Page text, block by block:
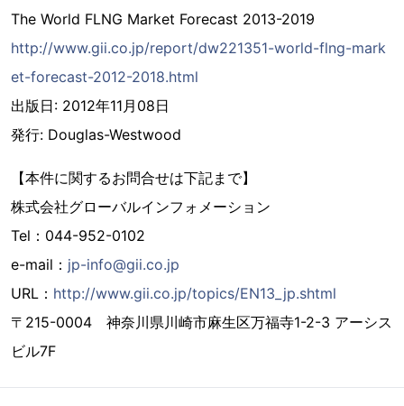
The World FLNG Market Forecast 2013-2019
http://www.gii.co.jp/report/dw221351-world-flng-mark
et-forecast-2012-2018.html
出版日: 2012年11月08日
発行: Douglas-Westwood
【本件に関するお問合せは下記まで】
株式会社グローバルインフォメーション
Tel：044-952-0102
e-mail： jp-info@gii.co.jp
URL： http://www.gii.co.jp/topics/EN13_jp.shtml
〒215-0004 神奈川県川崎市麻生区万福寺1-2-3 アーシス
ビル7F